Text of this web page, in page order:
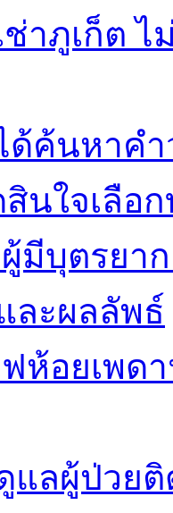
าภูเก็ต ไ
ด้ค้นหาค
นใจเลือ
มีบุตรยาก
ละผลลัพธ์
ห้อยเพด
แลผู้ป่วย